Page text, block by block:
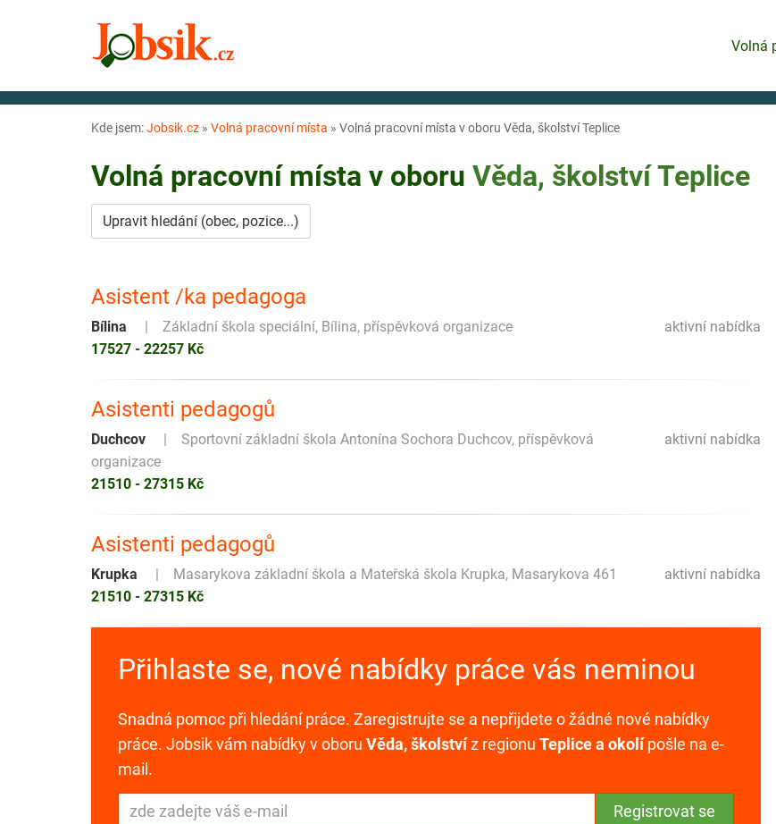
Volná
Kde jsem:Jobsik.cz » Volná pracovní místa » Volná pracovní místa v oboru Věda, školství Teplice
Volná pracovní místa v oboru Věda, školstvíTeplice
Upravit hledání (obec, pozice...)
Asistent /ka pedagoga
aktivní nabídka
Bílina
Základní škola speciální, Bílina, příspěvková organizace
17527 - 22257 Kč
Asistenti pedagogů
aktivní nabídka
Duchcov
Sportovní základní škola Antonína Sochora Duchcov, příspěvková
organizace
21510 - 27315 Kč
Asistenti pedagogů
aktivní nabídka
Krupka
Masarykova základní škola a Mateřská škola Krupka, Masarykova 461
21510 - 27315 Kč
Přihlaste se, nové nabídky práce vás neminou
Snadná pomoc při hledání práce. Zaregistrujte se a nepřijdete o žádné nové nabídky
práce. Jobsik vám nabídky v oboru Věda, školstvíz regionu Teplice a okolípošle na e-
mail.